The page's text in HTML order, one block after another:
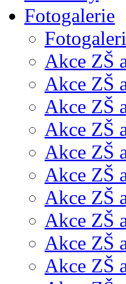
Fotogalerie
Akce ZŠ
Akce ZŠ
Akce ZŠ
Akce ZŠ
Akce ZŠ
Akce ZŠ
Akce ZŠ
Akce ZŠ
Akce ZŠ
Akce ZŠ